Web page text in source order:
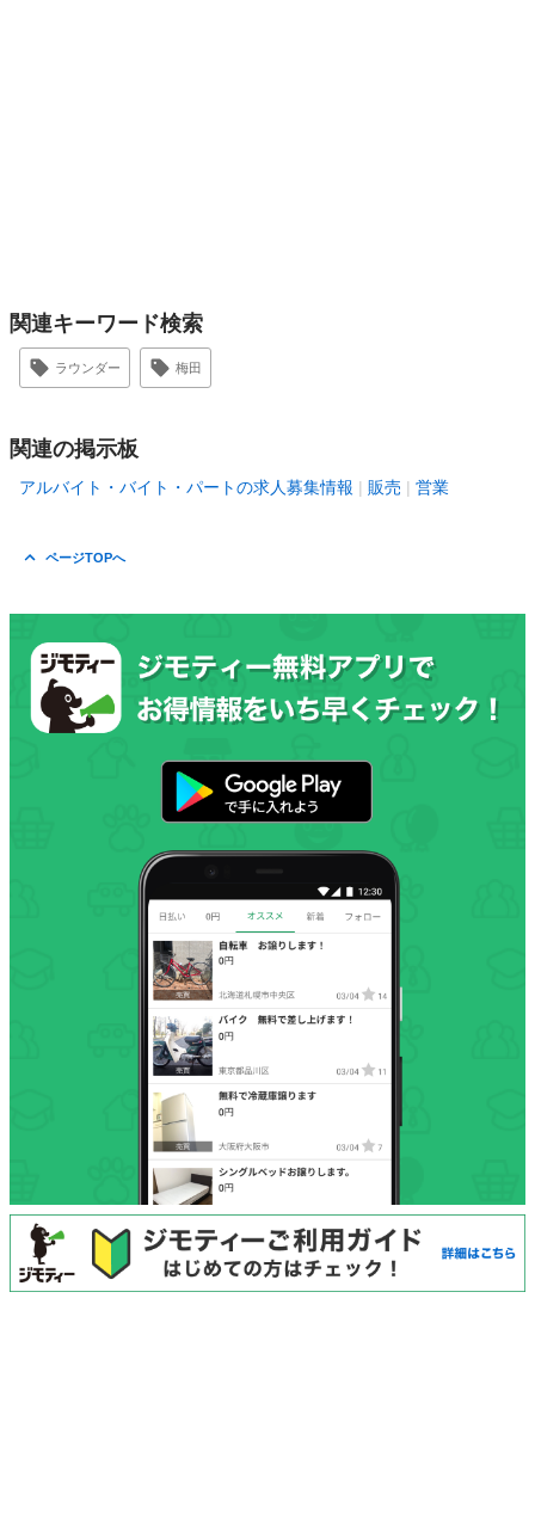
関連キーワード検索
ラウンダー 梅田
関連の掲示板
アルバイト・バイト・パートの求人募集情報 販売 営業
ページTOPへ